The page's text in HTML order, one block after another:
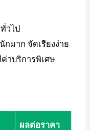
วไป
กมาก จัดเรียงง่าย
าบริการพิเศษ
ผลต่อราคา